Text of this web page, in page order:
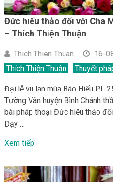
Đức hiếu thảo đối với Cha
– Thích Thiện Thuận
Thich Thien Thuan
16-
Thích Thiện Thuận
Thuyết
Đại lễ vu lan mùa Báo Hiếu PL
Tường Vân huyện Bình Chánh
bài pháp thoại Đức hiếu thảo
Dạy …
Xem tiếp